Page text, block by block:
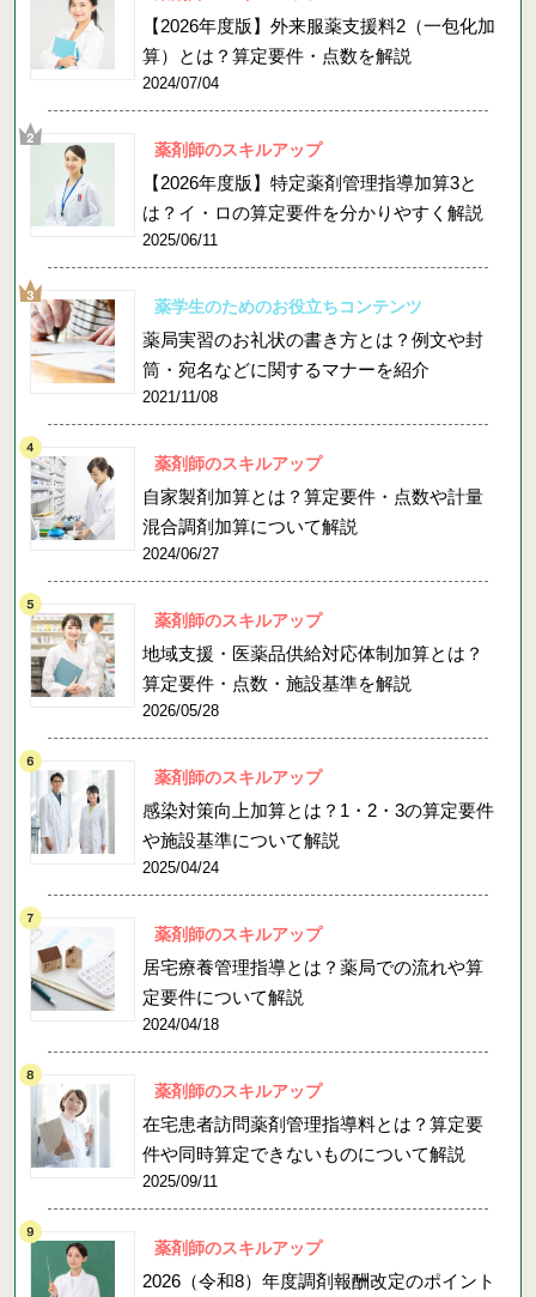
【2026年度版】外来服薬支援料2（一包化加
算）とは？算定要件・点数を解説
2024/07/04
薬剤師のスキルアップ
【2026年度版】特定薬剤管理指導加算3と
は？イ・ロの算定要件を分かりやすく解説
2025/06/11
薬学生のためのお役立ちコンテンツ
薬局実習のお礼状の書き方とは？例文や封
筒・宛名などに関するマナーを紹介
2021/11/08
薬剤師のスキルアップ
自家製剤加算とは？算定要件・点数や計量
混合調剤加算について解説
2024/06/27
薬剤師のスキルアップ
地域支援・医薬品供給対応体制加算とは？
算定要件・点数・施設基準を解説
2026/05/28
薬剤師のスキルアップ
感染対策向上加算とは？1・2・3の算定要件
や施設基準について解説
2025/04/24
薬剤師のスキルアップ
居宅療養管理指導とは？薬局での流れや算
定要件について解説
2024/04/18
薬剤師のスキルアップ
在宅患者訪問薬剤管理指導料とは？算定要
件や同時算定できないものについて解説
2025/09/11
薬剤師のスキルアップ
2026（令和8）年度調剤報酬改定のポイント